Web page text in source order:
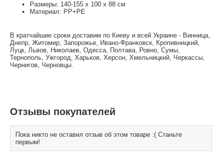
Размеры: 140-155 х 100 х 88 см
Материал: РР+РЕ
В кратчайшие сроки доставим по Киеву и всей Украине - Винница,
Днепр, Житомир, Запорожье, Ивано-Франковск, Кропивницкий,
Луцк, Львов, Николаев, Одесса, Полтава, Ровно, Сумы,
Тернополь, Ужгород, Харьков, Херсон, Хмельницкий, Черкассы,
Чернигов, Черновцы.
Отзывы покупателей
Пока никто не оставил отзыв об этом товаре :( Станьте
первым!